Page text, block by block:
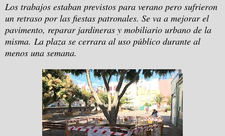
Los trabajos estaban previstos para verano pero sufrieron
un retraso por las fiestas patronales. Se va a mejorar el
pavimento, reparar jardineras y mobiliario urbano de la
misma. La plaza se cerrara al uso público durante al
menos una semana.